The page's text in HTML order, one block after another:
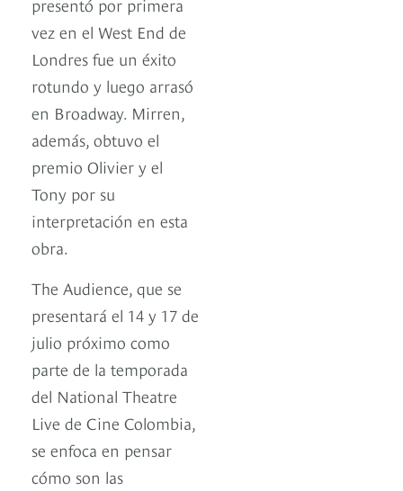
vez en el West End de
Londres fue un éxito
rotundo y luego arrasó
en Broadway. Mirren,
además, obtuvo el
premio Olivier y el
Tony por su
interpretación en esta
obra.
The Audience, que se
presentará el 14 y 17 de
julio próximo como
parte de la temporada
del National Theatre
Live de Cine Colombia,
se enfoca en pensar
cómo son las